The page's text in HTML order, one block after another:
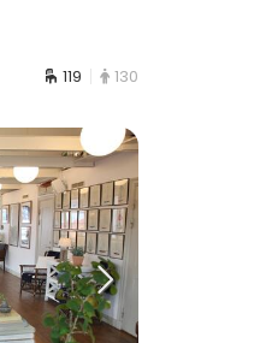
119 130